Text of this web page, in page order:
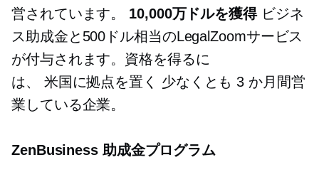
営されています。 10,000万ドルを獲得ビジネ
ス助成金と500ドル相当のLegalZoomサービス
が付与されます。資格を得るに
は、 米国に拠点を置く
少なくとも 3 か月間営
業している企業。
ZenBusiness 助成金プログラム